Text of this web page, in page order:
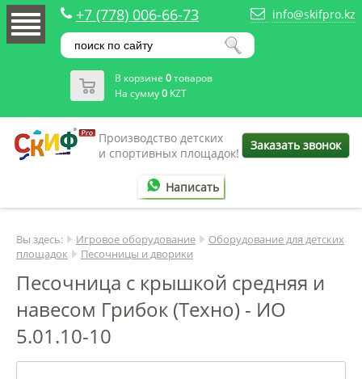
+7 (778) 006-66-73 info@skifpro.kz
В корзине 0товаров
На сумму0 KZT
Производство детских
и спортивных площадок!
Заказать звонок
Написать
Вы здесь: Игровое оборудование
Оборудование для детских
площадок
Песочницы и дворики
Песочница с крышкой средняя и
навесом Грибок (Техно) - ИО
5.01.10-10